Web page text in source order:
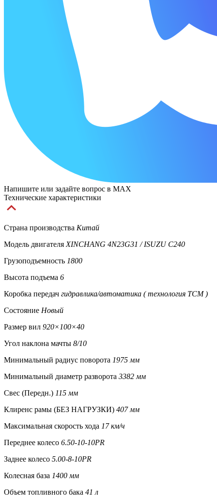
Напишите или задайте вопрос в MAX
Технические характеристики
Страна производства Китай
Модель двигателя XINCHANG 4N23G31 / ISUZU C240
Грузоподъемность 1800
Высота подъема 6
Коробка передач гидравлика/автоматика ( технология TCM )
Состояние Новый
Размер вил 920×100×40
Угол наклона мачты 8/10
Минимальный радиус поворота 1975 мм
Минимальный диаметр разворота 3382 мм
Свес (Передн.) 115 мм
Клиренс рамы (БЕЗ НАГРУЗКИ) 407 мм
Максимальная скорость хода 17 км/ч
Переднее колесо 6.50-10-10PR
Заднее колесо 5.00-8-10PR
Колесная база 1400 мм
Объем топливного бака 41 л